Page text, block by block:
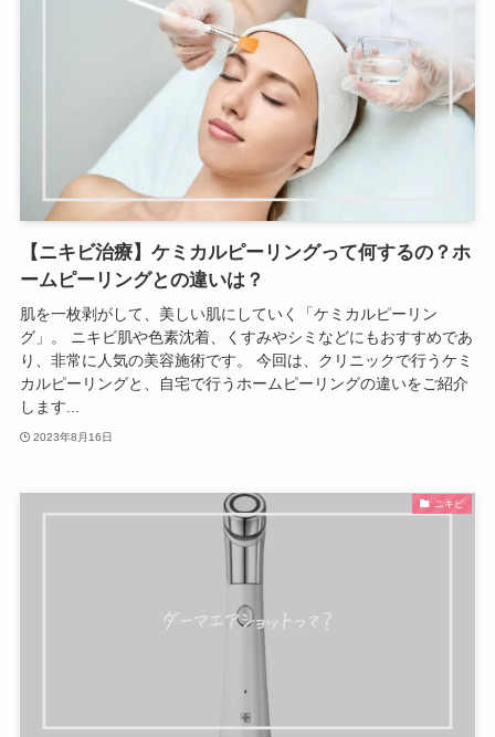
【ニキビ治療】ケミカルピーリングって何するの？ホ
ームピーリングとの違いは？
肌を一枚剥がして、美しい肌にしていく「ケミカルピーリン
グ」。 ニキビ肌や色素沈着、くすみやシミなどにもおすすめであ
り、非常に人気の美容施術です。 今回は、クリニックで行うケミ
カルピーリングと、自宅で行うホームピーリングの違いをご紹介
します...
2023年8月16日
ニキビ